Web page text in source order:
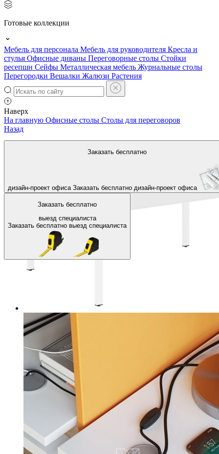
Готовые коллекции
Мебель для персонала Мебель для руководителя Кресла и
стулья Офисные диваны Переговорные столы Стойки
ресепшн Сейфы Металлическая мебель Журнальные столы
Перегородки Вешалки Жалюзи Растения
Наверх
Заказать бесплатно
дизайн-проект офиса Заказать бесплатно дизайн-проект офиса
Заказать бесплатно
выезд специалиста
Заказать бесплатно выезд специалиста
На главную Офисные столы Столы для переговоров
Назад